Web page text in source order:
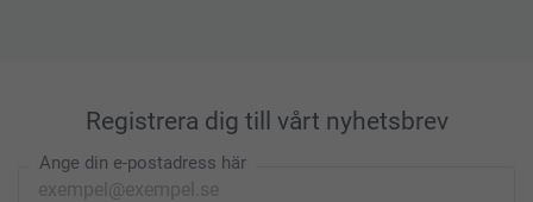
Registrera dig till vårt nyhetsbrev
Ange din e-postadress här